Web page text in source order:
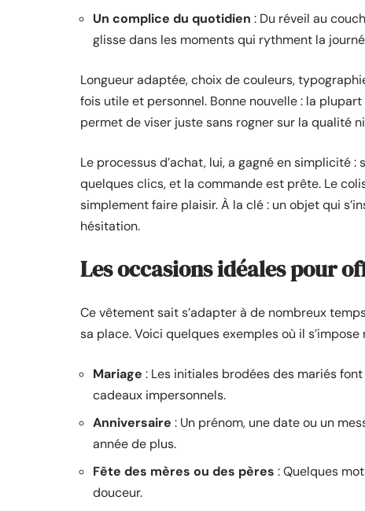
Un complice du quotidien : Du réveil au
glisse dans les moments qui rythment la
Longueur adaptée, choix de couleurs,
fois utile et personnel. Bonne nouvelle : la
permet de viser juste sans rogner sur la qualité
Le processus d’achat, lui, a gagné en simplicité
quelques clics, et la commande est prête. Le
simplement faire plaisir. À la clé : un objet qui
hésitation.
Les occasions idéales pour
Ce vêtement sait s’adapter à de nombreux
sa place. Voici quelques exemples où il
Mariage : Les initiales brodées des mariés
cadeaux impersonnels.
Anniversaire : Un prénom, une date ou un
année de plus.
Fête des mères ou des pères : Quelques
douceur.